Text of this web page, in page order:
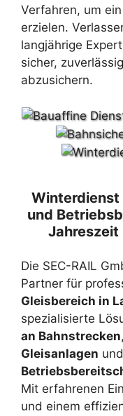
Verfahren, um
erzielen.
langjährige
sicher,
abzusichern.
Winterdienst
und
Jahreszeit
Die SEC-RAIL
Partner für
Gleisbereich in
spezialisierte
an Bahnstrecken
Gleisanlagen
Mit erfahrenen
und einem